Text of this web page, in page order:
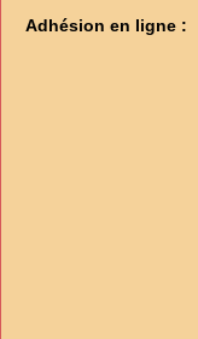
Adhésion en ligne :